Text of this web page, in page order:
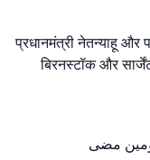
प्रधानमंत्री नेतन्याहू और
बिरनस्टॉक और
مضى